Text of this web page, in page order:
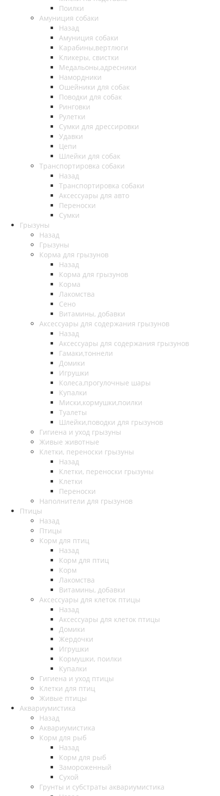
Поилки
Амуниция собаки
Назад
Амуниция собаки
Карабины,вертлюги
Кликеры, свистки
Медальоны,адресники
Намордники
Ошейники для собак
Поводки для собак
Ринговки
Рулетки
Сумки для дрессировки
Удавки
Цепи
Шлейки для собак
Транспортировка собаки
Назад
Транспортировка собаки
Аксессуары для авто
Переноски
Сумки
Грызуны
Назад
Грызуны
Корма для грызунов
Назад
Корма для грызунов
Корма
Лакомства
Сено
Витамины, добавки
Аксессуары для содержания грызунов
Назад
Аксессуары для содержания грызунов
Гамаки,тоннели
Домики
Игрушки
Колеса,прогулочные шары
Купалки
Миски,кормушки,поилки
Туалеты
Шлейки,поводки для грызунов
Гигиена и уход грызуны
Живые животные
Клетки, переноски грызуны
Назад
Клетки, переноски грызуны
Клетки
Переноски
Наполнители для грызунов
Птицы
Назад
Птицы
Корм для птиц
Назад
Корм для птиц
Корм
Лакомства
Витамины, добавки
Аксессуары для клеток птицы
Назад
Аксессуары для клеток птицы
Домики
Жердочки
Игрушки
Кормушки, поилки
Купалки
Гигиена и уход птицы
Клетки для птиц
Живые птицы
Аквариумистика
Назад
Аквариумистика
Корм для рыб
Назад
Корм для рыб
Замороженный
Сухой
Грунты и субстраты аквариумистика